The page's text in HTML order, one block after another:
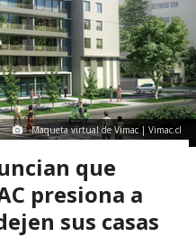
Maqueta virtual de Vimac | Vimac.cl
que
presiona a
sus casas